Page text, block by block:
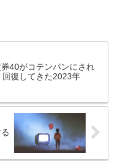
40がコテンパンにされ
回復してきた2023年